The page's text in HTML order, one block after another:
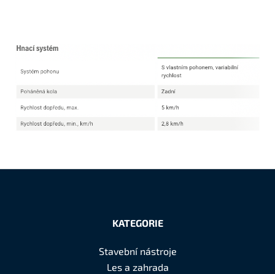
KATEGORIE
Stavební nástroje
Les a zahrada